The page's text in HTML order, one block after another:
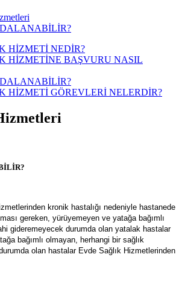
HİZMETİ NEDİR?
HİZMETİNE BAŞVURU NASIL
HİZMETİ GÖREVLERİ NELERDİR?
kronik hastalığı nedeniyle hastanede
gereken, yürüyemeyen ve yatağa bağımlı
gideremeyecek durumda olan yatalak hastalar
bağımlı olmayan, herhangi bir sağlık
olan hastalar Evde Sağlık Hizmetlerinden